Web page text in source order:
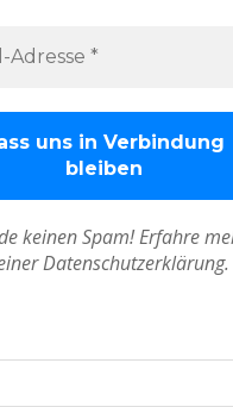
keinen Spam! Erfahre
Datenschutzerklärung.